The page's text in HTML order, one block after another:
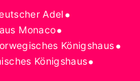
Adel•
Monaco•
Königshaus•
Königshaus•